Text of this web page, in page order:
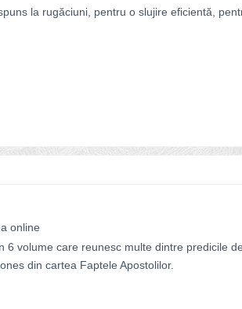
la rugăciuni, pentru o slujire eficientă,
online
6 volume care reunesc multe dintre predicile
din cartea Faptele Apostolilor.